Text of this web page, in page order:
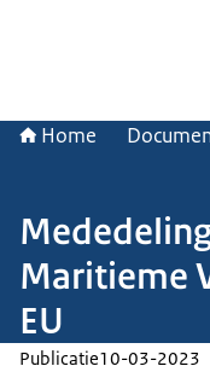
Home
Maritieme
EU
Publicatie10-03-2023